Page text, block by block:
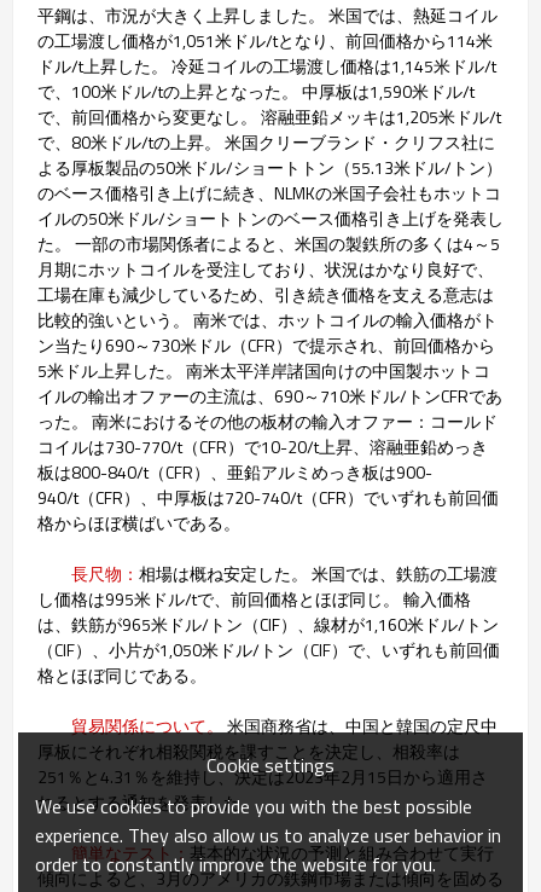
平鋼は、市況が大きく上昇しました。 米国では、熱延コイル
の工場渡し価格が1,051米ドル/tとなり、前回価格から114米
ドル/t上昇した。 冷延コイルの工場渡し価格は1,145米ドル/t
で、100米ドル/tの上昇となった。 中厚板は1,590米ドル/t
で、前回価格から変更なし。 溶融亜鉛メッキは1,205米ドル/t
で、80米ドル/tの上昇。 米国クリーブランド・クリフス社に
よる厚板製品の50米ドル/ショートトン（55.13米ドル/トン）
のベース価格引き上げに続き、NLMKの米国子会社もホットコ
イルの50米ドル/ショートトンのベース価格引き上げを発表し
た。 一部の市場関係者によると、米国の製鉄所の多くは4～5
月期にホットコイルを受注しており、状況はかなり良好で、
工場在庫も減少しているため、引き続き価格を支える意志は
比較的強いという。 南米では、ホットコイルの輸入価格がト
ン当たり690～730米ドル（CFR）で提示され、前回価格から
5米ドル上昇した。 南米太平洋岸諸国向けの中国製ホットコ
イルの輸出オファーの主流は、690～710米ドル/トンCFRであ
った。 南米におけるその他の板材の輸入オファー：コールド
コイルは730-770/t（CFR）で10-20/t上昇、溶融亜鉛めっき
板は800-840/t（CFR）、亜鉛アルミめっき板は900-
940/t（CFR）、中厚板は720-740/t（CFR）でいずれも前回価
格からほぼ横ばいである。
長尺物： 相場は概ね安定した。 米国では、鉄筋の工場渡
し価格は995米ドル/tで、前回価格とほぼ同じ。 輸入価格
は、鉄筋が965米ドル/トン（CIF）、線材が1,160米ドル/トン
（CIF）、小片が1,050米ドル/トン（CIF）で、いずれも前回価
格とほぼ同じである。
貿易関係について。 米国商務省は、中国と韓国の定尺中
厚板にそれぞれ相殺関税を課すことを決定し、相殺率は
251％と4.31％を維持し、決定は2023年2月15日から適用さ
れるとする通知を発表した。
簡単なテスト： 基本的な状況の予測と組み合わせて実行
傾向によると、3月のアメリカの鉄鋼市場または傾向を固める
Cookie settings
We use cookies to provide you with the best possible
experience. They also allow us to analyze user behavior in
order to constantly improve the website for you.